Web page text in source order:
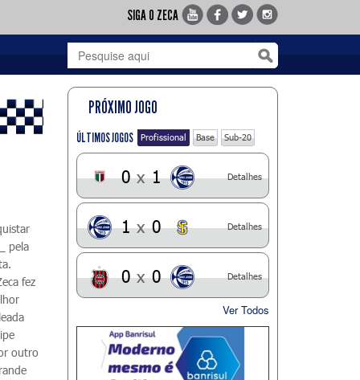
SIGA O ZECA
pela
fez
outro
PRÓXIMO JOGO
ÚLTIMOS JOGOS Profissional Base Sub-20
0 x 1 Detalhes
1 x 0 Detalhes
0 x 0 Detalhes
Ver Todos